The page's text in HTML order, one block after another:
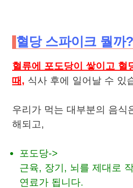
혈당 스파이크 뭘까?
혈류에 포도당이 쌓이고 혈
때, 식사 후에 일어날 수 있
우리가 먹는 대부분의 음식
해되고,
포도당->
근육, 장기, 뇌를 제대로
연료가 됩니다.